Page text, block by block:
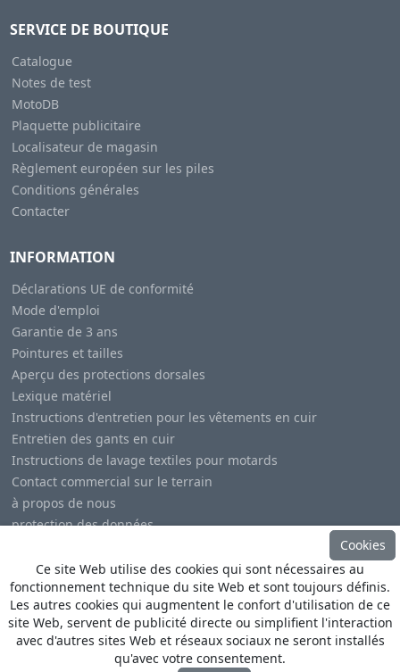
SERVICE DE BOUTIQUE
Catalogue
Notes de test
MotoDB
Plaquette publicitaire
Localisateur de magasin
Règlement européen sur les piles
Conditions générales
Contacter
INFORMATION
Déclarations UE de conformité
Mode d'emploi
Garantie de 3 ans
Pointures et tailles
Aperçu des protections dorsales
Lexique matériel
Instructions d'entretien pour les vêtements en cuir
Entretien des gants en cuir
Instructions de lavage textiles pour motards
Contact commercial sur le terrain
à propos de nous
protection des données
© CopyrightHeino Büse MX Import GmbH. All Rights
Reserved
Cookies
Ce site Web utilise des cookies qui sont nécessaires au
fonctionnement technique du site Web et sont toujours définis.
Les autres cookies qui augmentent le confort d'utilisation de ce
site Web, servent de publicité directe ou simplifient l'interaction
avec d'autres sites Web et réseaux sociaux ne seront installés
qu'avec votre consentement.